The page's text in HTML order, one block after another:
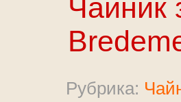
Чайник
Рубрика: